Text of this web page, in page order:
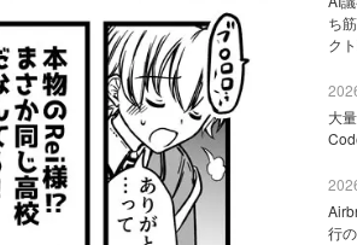
ち
ク
大
行